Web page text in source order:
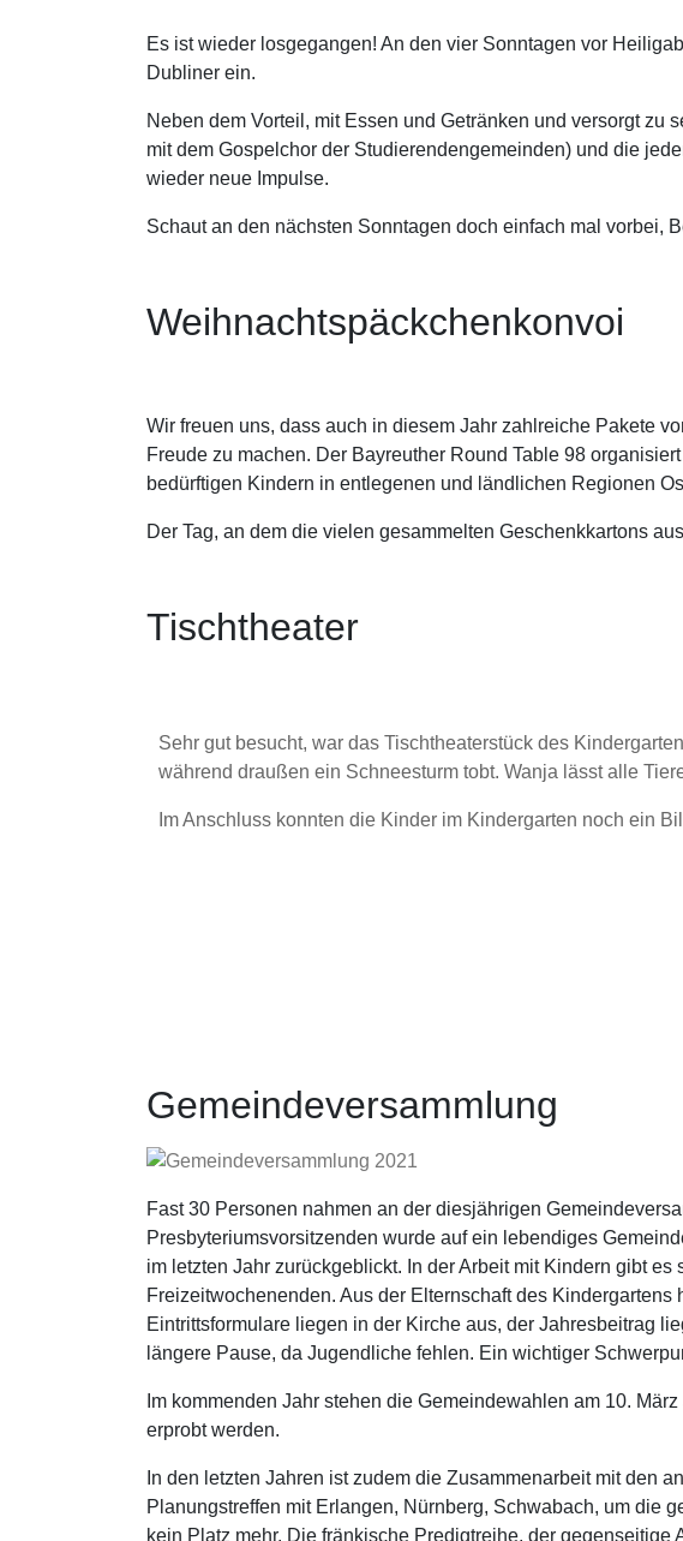
Es ist wieder losgegangen! An den vier Sonntagen vor
Dubliner ein.
Neben dem Vorteil, mit Essen und Getränken und versorgt
mit dem Gospelchor der Studierendengemeinden) und die
wieder neue Impulse.
Schaut an den nächsten Sonntagen doch einfach mal vorbei,
Weihnachtspäckchenkonvoi
Wir freuen uns, dass auch in diesem Jahr zahlreiche Pakete
Freude zu machen. Der Bayreuther Round Table 98
bedürftigen Kindern in entlegenen und ländlichen Regionen
Der Tag, an dem die vielen gesammelten Geschenkkartons
Tischtheater
Sehr gut besucht, war das Tischtheaterstück des
während draußen ein Schneesturm tobt. Wanja lässt alle
Im Anschluss konnten die Kinder im Kindergarten noch ein
Gemeindeversammlung
Fast 30 Personen nahmen an der diesjährigen
Presbyteriumsvorsitzenden wurde auf ein lebendiges
im letzten Jahr zurückgeblickt. In der Arbeit mit Kindern gibt
Freizeitwochenenden. Aus der Elternschaft des
Eintrittsformulare liegen in der Kirche aus, der Jahresbeitrag
längere Pause, da Jugendliche fehlen. Ein wichtiger
Im kommenden Jahr stehen die Gemeindewahlen am 10.
erprobt werden.
In den letzten Jahren ist zudem die Zusammenarbeit mit den
Planungstreffen mit Erlangen, Nürnberg, Schwabach, um die
kein Platz mehr. Die fränkische Predigtreihe, der